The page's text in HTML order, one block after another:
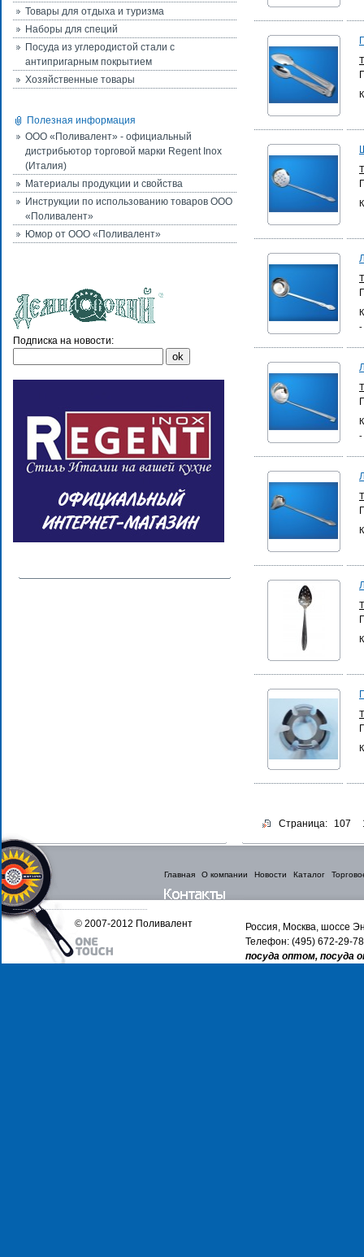
Товары для отдыха и туризма
Наборы для специй
Посуда из углеродистой стали с
антипригарным покрытием
Хозяйственные товары
Полезная информация
ООО «Поливалент» - официальный
дистрибьютор торговой марки Regent Inox
(Италия)
Материалы продукции и свойства
Инструкции по использованию товаров ООО
«Поливалент»
Юмор от ООО «Поливалент»
Подписка на новости:
-
-
Страница: 107
Главная О компании Новости Каталог
Россия, Москва, шоссе
Телефон: (495) 672-29-
посуда оптом, посуда
© 2007-2012 Поливалент